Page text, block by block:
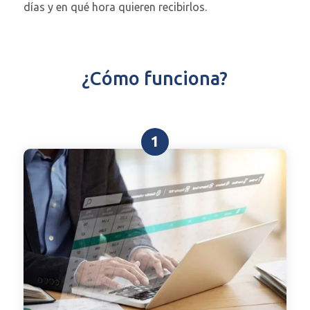
días y en qué hora quieren recibirlos.
¿Cómo funciona?
1